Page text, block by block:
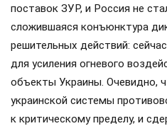
поставок ЗУР, и Россия не
сложившаяся конъюнктура
решительных действий:
для усиления огневого
объекты Украины. Очевидно,
украинской системы
к критическому пределу, и